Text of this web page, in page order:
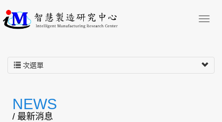
次選單
NEWS
/ 最新消息